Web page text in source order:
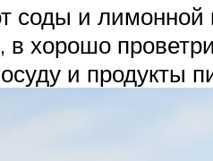
соды и лимонной
в хорошо
и продукты